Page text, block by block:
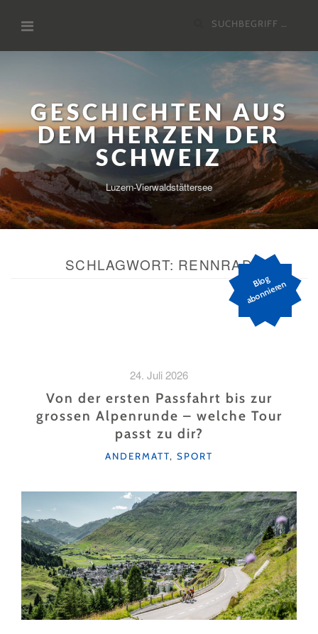
Inhalt
Suchen
GESCHICHTEN AUS
DEM HERZEN DER
SCHWEIZ
Luzern-Vierwaldstättersee
Bl
o
g
a
b
o
n
ni
er
e
n
SCHLAGWORT: RENNRAD
24. Juli 2026
Von der ersten Passfahrt bis zur
grossen Alpenrunde – welche Tour
passt zu dir?
KATEGORIEN
ANDERMATT, SPORT